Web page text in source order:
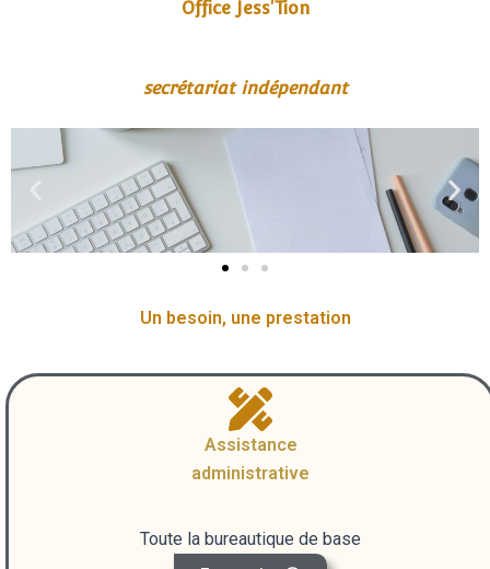
Office Jess'Tion
secrétariat indépendant
Un besoin, une prestation
Assistance
administrative
Toute la bureautique de base